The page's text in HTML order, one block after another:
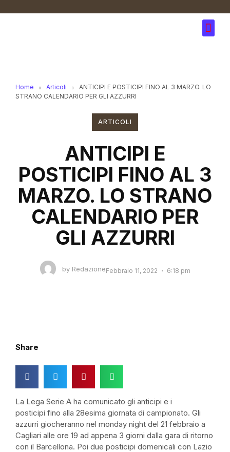
Home Articoli
ANTICIPI E POSTICIPI FINO AL 3 MARZO. LO
STRANO CALENDARIO PER GLI AZZURRI
ARTICOLI
ANTICIPI E
POSTICIPI FINO AL 3
MARZO. LO STRANO
CALENDARIO PER
GLI AZZURRI
byRedazioneFebbraio 11, 2022 6:18 pm
Share
La Lega Serie A ha comunicato gli anticipi e i
posticipi fino alla 28esima giornata di campionato. Gli
azzurri giocheranno nel monday night del 21 febbraio a
Cagliari alle ore 19 ad appena 3 giorni dalla gara di ritorno
con il Barcellona. Poi due posticipi domenicali con Lazio